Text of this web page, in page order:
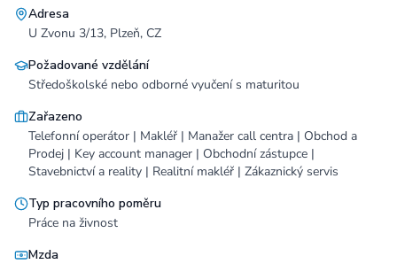
Adresa
U Zvonu 3/13, Plzeň, CZ
Požadované vzdělání
Středoškolské nebo odborné vyučení s maturitou
Zařazeno
Telefonní operátor | Makléř | Manažer call centra | Obchod a
Prodej | Key account manager | Obchodní zástupce |
Stavebnictví a reality | Realitní makléř | Zákaznický servis
Typ pracovního poměru
Práce na živnost
Mzda